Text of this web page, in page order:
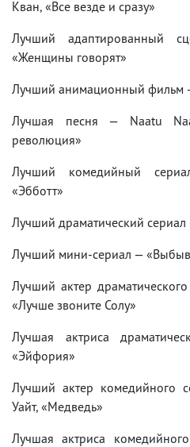
Кван, «Все везде и сразу»
Лучший адаптированный
«Женщины говорят»
Лучший анимационный фильм
Лучшая песня — Naatu
революция»
Лучший комедийный
«Эбботт»
Лучший драматический
Лучший мини-сериал —
Лучший актер
«Лучше звоните Солу»
Лучшая актриса
«Эйфория»
Лучший актер комедийного
Уайт, «Медведь»
Лучшая актриса